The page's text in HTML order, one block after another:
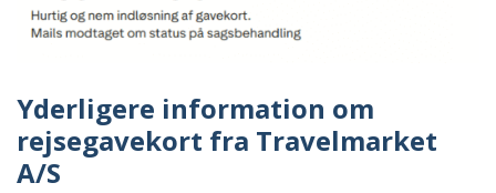
Yderligere information om
rejsegavekort fra Travelmarket
A/S